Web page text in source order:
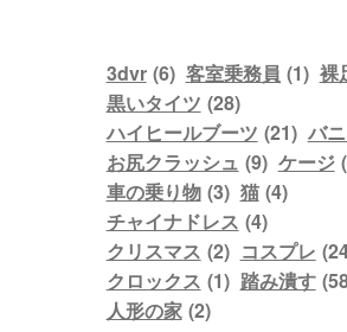
3dvr (6) 客室乗務員 (1) 裸
黒いタイツ (28)
ハイヒールブーツ (21) バ
お尻クラッシュ (9) ケージ
車の乗り物 (3) 猫 (4)
チャイナドレス (4)
クリスマス (2) コスプレ
クロックス (1) 踏み潰す
人形の家 (2)